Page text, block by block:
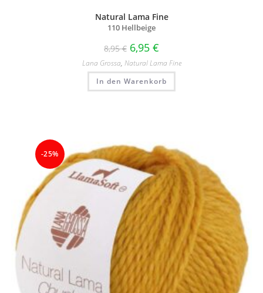
Natural Lama Fine
110 Hellbeige
8,95€ 6,95 €
Lana Grossa, Natural Lama Fine
In den Warenkorb
-25%